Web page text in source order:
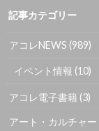
記事カテゴリー
アコレNEWS (989)
イベント情報 (10)
アコレ電子書籍 (3)
アート・カルチャー